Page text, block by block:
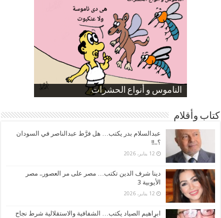
الناموس و أنواع الحشرات
الموظفين بعد ارتفاع الأسعار
ارتفاع نسبة الطلاق في مصر
صورة كاركاتيرية
صورة كاركاتيرية
كتاب وأقلام
عبدالسلام بدر يكتب… هل فرَّط عبدالناصر في السودان
؟..!!
12 يناير، 2026
دينا شرف الدين تكتب… مصر على مر العصور.. مصر
الأيوبية 3
12 يناير، 2026
ابراهيم الصياد يكتب… الشفافية والاستقلالية شرط نجاح